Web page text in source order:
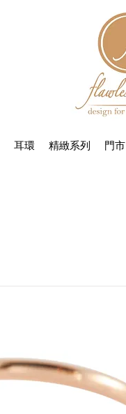
耳環 精緻系列 門市